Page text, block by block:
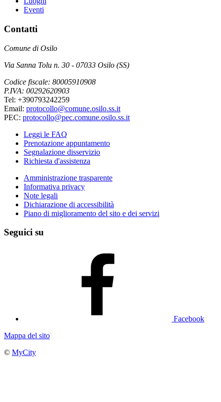
Eventi
Contatti
Comune di Osilo
Via Sanna Tolu n. 30 - 07033 Osilo (SS)
Codice fiscale: 80005910908
P.IVA: 00292620903
Tel: +390793242259
Email: protocollo@comune.osilo.ss.it
PEC: protocollo@pec.comune.osilo.ss.it
Leggi le FAQ
Prenotazione appuntamento
Segnalazione disservizio
Richiesta d'assistenza
Amministrazione trasparente
Informativa privacy
Note legali
Dichiarazione di accessibilità
Piano di miglioramento del sito e dei servizi
Seguici su
Facebook
Mappa del sito
© MyCity